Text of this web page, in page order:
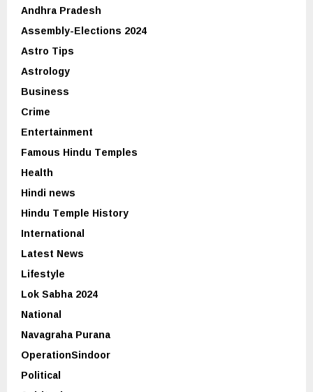
Andhra Pradesh
Assembly-Elections 2024
Astro Tips
Astrology
Business
Crime
Entertainment
Famous Hindu Temples
Health
Hindi news
Hindu Temple History
International
Latest News
Lifestyle
Lok Sabha 2024
National
Navagraha Purana
OperationSindoor
Political